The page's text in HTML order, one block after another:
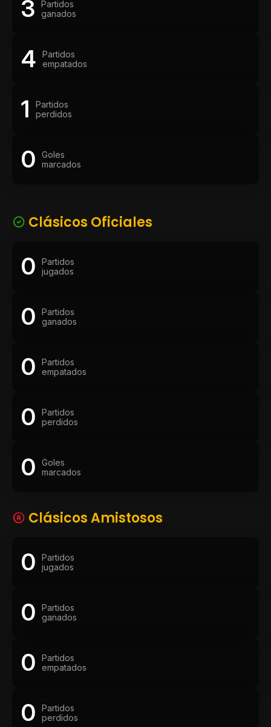
3
Partidos
ganados
4
Partidos
empatados
1
Partidos
perdidos
0
Goles
marcados
Clásicos Oficiales
0
Partidos
jugados
0
Partidos
ganados
0
Partidos
empatados
0
Partidos
perdidos
0
Goles
marcados
Clásicos Amistosos
0
Partidos
jugados
0
Partidos
ganados
0
Partidos
empatados
0
Partidos
perdidos